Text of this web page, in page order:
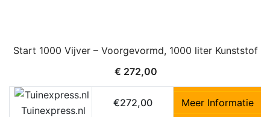
Start 1000 Vijver – Voorgevormd, 1000 liter Kunststof
€ 272,00
Tuinexpress.nl
€272,00 Meer Informatie